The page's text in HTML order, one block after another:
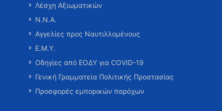
Λέσχη Αξιωματικών
Ν.Ν.Α.
Αγγελίες προς Ναυτιλλομένους
Ε.Μ.Υ.
Οδηγίες από ΕΟΔΥ για COVID-19
Γενική Γραμματεία Πολιτικής Προστασίας
Προσφορές εμπορικών παρόχων